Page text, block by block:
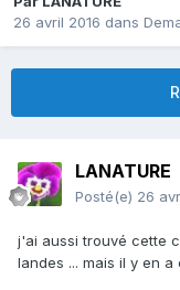
26 avril 2016 dans
LANATURE
Posté(e) 26
j'ai aussi trouvé cette
landes ... mais il y en